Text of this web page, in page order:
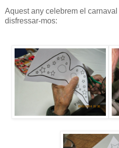
Aquest any celebrem el
disfressar-mos: